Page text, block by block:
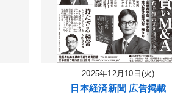
2025年12月10日(火)
日本経済新聞 広告掲載